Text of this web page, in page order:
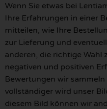
Wenn Sie etwas bei
Ihre Erfahrungen in einer
mitteilen, wie Ihre
zur Lieferung und
anderen, die richtige Wahl
negativen und positiven
Bewertungen wir
vollständiger wird unser
diesem Bild können wir